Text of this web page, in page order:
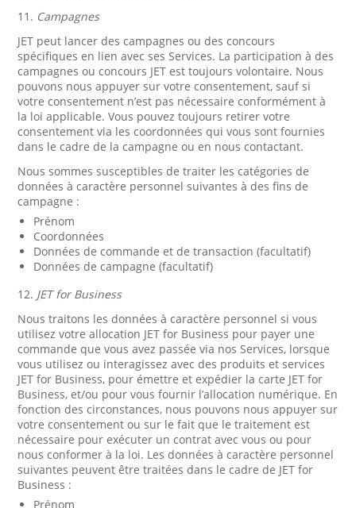
11. Campagnes
JET peut lancer des campagnes ou des concours
spécifiques en lien avec ses Services. La participation à des
campagnes ou concours JET est toujours volontaire. Nous
pouvons nous appuyer sur votre consentement, sauf si
votre consentement n’est pas nécessaire conformément à
la loi applicable. Vous pouvez toujours retirer votre
consentement via les coordonnées qui vous sont fournies
dans le cadre de la campagne ou en nous contactant.
Nous sommes susceptibles de traiter les catégories de
données à caractère personnel suivantes à des fins de
campagne :
Prénom
Coordonnées
Données de commande et de transaction (facultatif)
Données de campagne (facultatif)
12. JET for Business
Nous traitons les données à caractère personnel si vous
utilisez votre allocation JET for Business pour payer une
commande que vous avez passée via nos Services, lorsque
vous utilisez ou interagissez avec des produits et services
JET for Business, pour émettre et expédier la carte JET for
Business, et/ou pour vous fournir l’allocation numérique. En
fonction des circonstances, nous pouvons nous appuyer sur
votre consentement ou sur le fait que le traitement est
nécessaire pour exécuter un contrat avec vous ou pour
nous conformer à la loi. Les données à caractère personnel
suivantes peuvent être traitées dans le cadre de JET for
Business :
Prénom